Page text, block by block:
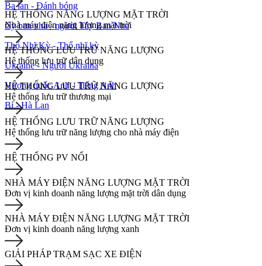
Ba lan - Đánh bóng
tây ban nha - người Tây Ban Nha
Thổ Nhĩ Kỳ - Thổ nhĩ kỳ
Ukraine - Người Ukraina
Vương quốc Anh - Tiếng Anh
Bỉ - Hà Lan
HỆ THỐNG NĂNG LƯỢNG MẶT TRỜI
Nhà máy điện năng lượng mặt trời
HỆ THỐNG LƯU TRỮ NĂNG LƯỢNG
Hệ thống lưu trữ dân dụng
HỆ THỐNG LƯU TRỮ NĂNG LƯỢNG
Hệ thống lưu trữ thương mại
HỆ THỐNG LƯU TRỮ NĂNG LƯỢNG
Hệ thống lưu trữ năng lượng cho nhà máy điện
HỆ THỐNG PV NỔI
NHÀ MÁY ĐIỆN NĂNG LƯỢNG MẶT TRỜI
Đơn vị kinh doanh năng lượng mặt trời dân dụng
NHÀ MÁY ĐIỆN NĂNG LƯỢNG MẶT TRỜI
Đơn vị kinh doanh năng lượng xanh
GIẢI PHÁP TRẠM SẠC XE ĐIỆN